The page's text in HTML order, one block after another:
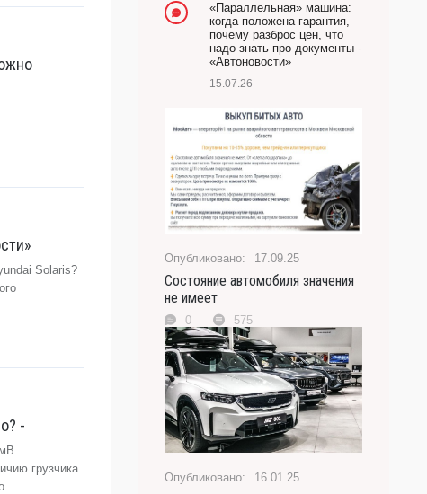
Solaris?
-
грузчика
«Параллельная» машина:
когда положена гарантия,
почему разброс цен, что
надо знать про документы -
«Автоновости»
15.07.26
17.09.25
Состояние автомобиля значения
не имеет
0 575
16.01.25